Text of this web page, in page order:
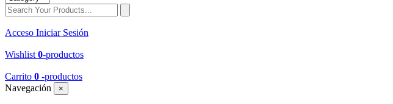
Acceso Iniciar Sesión
Wishlist 0-productos
Carrito 0 -productos
Navegación
×